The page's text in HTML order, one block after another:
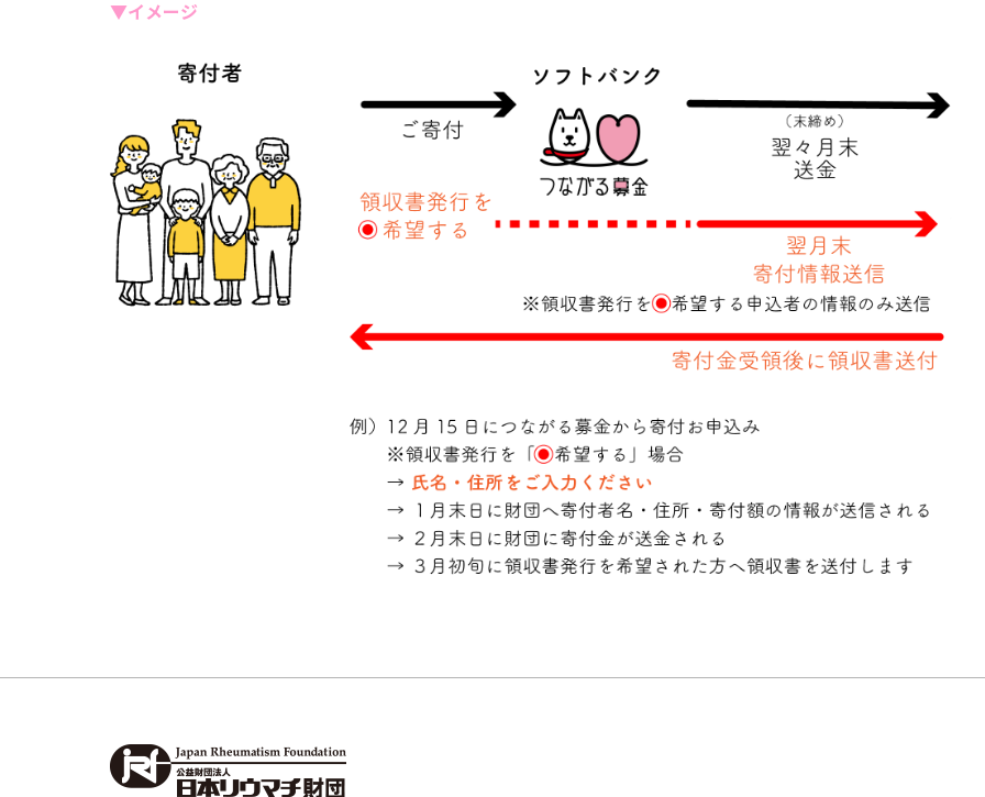
▼イメージ